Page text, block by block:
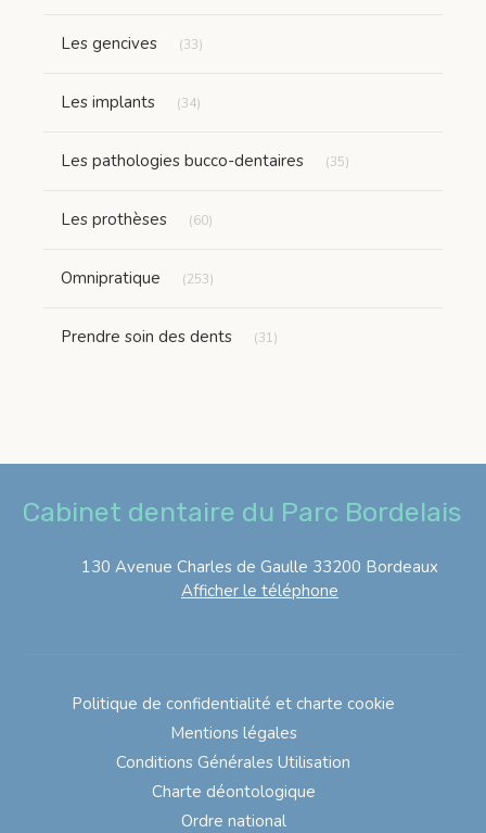
Les gencives (33)
Les implants (34)
Les pathologies bucco-dentaires (35)
Les prothèses (60)
Omnipratique (253)
Prendre soin des dents (31)
Cabinet dentaire du Parc Bordelais
130 Avenue Charles de Gaulle 33200 Bordeaux
Afficher le téléphone
Politique de confidentialité et charte cookie
Mentions légales
Conditions Générales Utilisation
Charte déontologique
Ordre national